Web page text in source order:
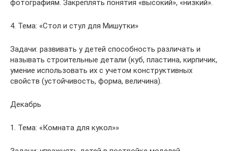
фотографиям. Закреплять понятия «высокий», «низкий».
4. Тема: «Стол и стул для Мишутки»
Задачи: развивать у детей способность различать и
называть строительные детали (куб, пластина, кирпичик,
умение использовать их с учетом конструктивных
свойств (устойчивость, форма, величина).
Декабрь
1. Тема: «Комната для кукол»»